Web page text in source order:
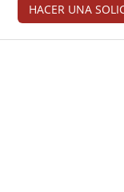
HACER UNA